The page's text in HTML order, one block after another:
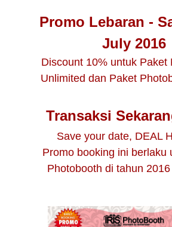
Promo Lebaran -
July 2016
Discount 10% untuk Paket
Unlimited dan Paket
Transaksi
Save your date, DEAL
Promo booking ini berlaku
Photobooth di tahun